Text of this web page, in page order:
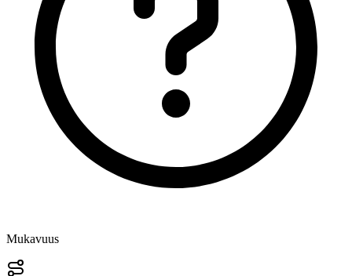
Mukavuus